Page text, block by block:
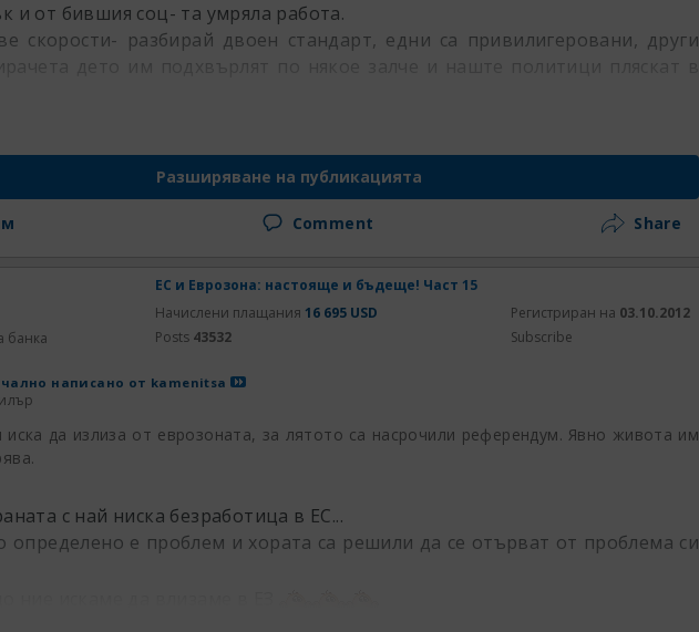
и от бившия соц- та умряла работа.
скорости- разбирай двоен стандарт, едни са привилигеровани, други
Разширяване на публикацията
Comment Share
ЕС и Еврозона: настояще и бъдеще! Част 15
банка
Начислени плащания 16 695 USD
Posts 43532
Регистриран на 03.10.2012
Subscribe
написано от kamenitsa
иска да излиза от еврозоната, за лятото са насрочили референдум. Явно живота им
с най ниска безработица в ЕС...
определено е проблем и хората са решили да се отърват от проблема си